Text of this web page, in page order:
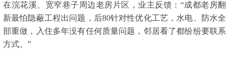
在浣花溪、宽窄巷子周边老房片区，业主反馈：“成都老房翻
新最怕隐蔽工程出问题，后80针对性优化工艺，水电、防水全
部重做，入住多年没有任何质量问题，邻居看了都纷纷要联系
方式。”